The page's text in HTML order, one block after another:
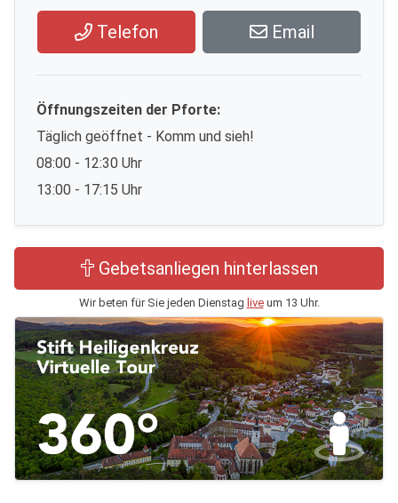
Telefon Email
Öffnungszeiten der Pforte:
Täglich geöffnet - Komm und sieh!
08:00 - 12:30 Uhr
13:00 - 17:15 Uhr
Gebetsanliegen hinterlassen
Wir beten für Sie jeden Dienstag liveum 13 Uhr.